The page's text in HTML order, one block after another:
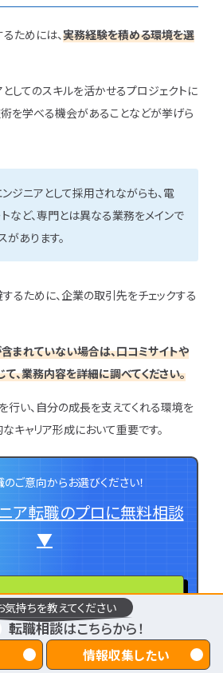
気持ちを教えてください
転職相談はこちらから！
情報収集したい
ためには、実務経験を積める環境を選
してのスキルを活かせるプロジェクトに
術を学べる機会があることなどが挙げら
ンジニアとして採用されながらも、電
など、専門とは異なる業務をメインで
あります。
るために、企業の取引先をチェックする
まれていない場合は、口コミサイトや
、業務内容を詳細に調べてください。
行い、自分の成長を支えてくれる環境を
キャリア形成において重要です。
のご意向からお選びください！
ア転職のプロに無料相談
▼
転職したい
報収集したい